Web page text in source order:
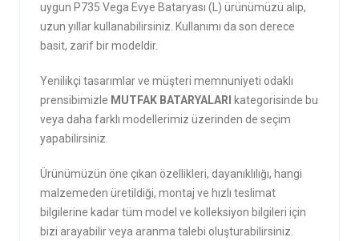
uygun P735 Vega Evye Bataryası (L) ürünümüzü alıp,
uzun yıllar kullanabilirsiniz. Kullanımı da son derece
basit, zarif bir modeldir.
Yenilikçi tasarımlar ve müşteri memnuniyeti odaklı
prensibimizle MUTFAK BATARYALARI
kategorisinde bu
veya daha farklı modellerimiz üzerinden de seçim
yapabilirsiniz.
Ürünümüzün öne çıkan özellikleri, dayanıklılığı, hangi
malzemeden üretildiği, montaj ve hızlı teslimat
bilgilerine kadar tüm model ve kolleksiyon bilgileri için
bizi arayabilir veya aranma talebi oluşturabilirsiniz.